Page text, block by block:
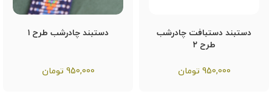
دستبند دستبافت چادرشب
طرح ۲
950,000 تومان
دستبند چادرشب طرح ۱
950,000 تومان